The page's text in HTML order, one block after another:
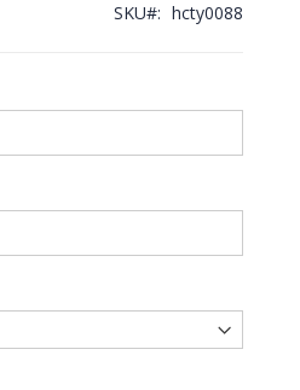
SKU hcty0088